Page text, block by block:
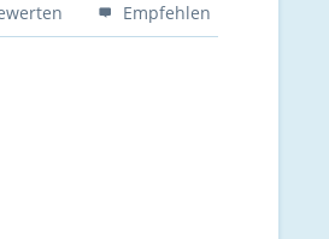
Empfehlen